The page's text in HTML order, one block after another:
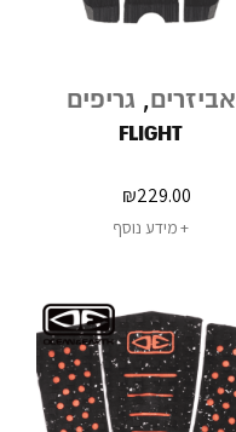
אביזרים, גריפים
FLIGHT
₪229.00
מידע נוסף